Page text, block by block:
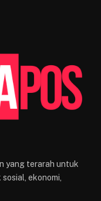
yang terarah untuk
ekonomi,